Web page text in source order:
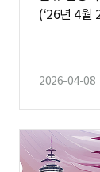
(‘26년 4월
2026-04-08